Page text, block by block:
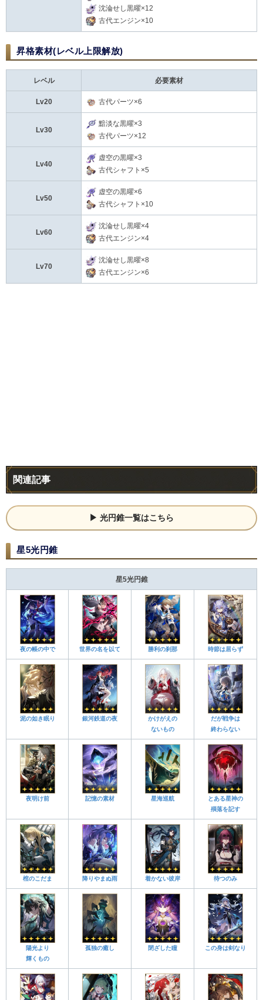
沈淪せし黒曜×12
古代エンジン×10
昇格素材(レベル上限解放)
レベル 必要素材
Lv20 古代パーツ×6
Lv30
黯淡な黒曜×3
古代パーツ×12
Lv40
虚空の黒曜×3
古代シャフト×5
Lv50
虚空の黒曜×6
古代シャフト×10
Lv60
沈淪せし黒曜×4
古代エンジン×4
Lv70
沈淪せし黒曜×8
古代エンジン×6
関連記事
光円錐一覧はこちら
星5光円錐
星5光円錐
夜の帳の中で 世界の名を以て 勝利の刹那 時節は居らず
泥の如き眠り 銀河鉄道の夜
かけがえの
ないもの
だが戦争は
終わらない
夜明け前 記憶の素材 星海巡航
とある星神の
殞落を記す
棺のこだま 降りやまぬ雨 着かない彼岸 待つのみ
陽光より
輝くもの
孤独の癒し 閉ざした瞳 この身は剣なり